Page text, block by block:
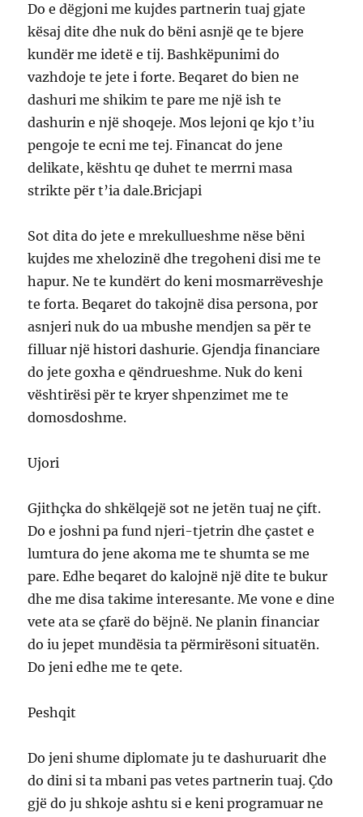
Do e dëgjoni me kujdes partnerin tuaj gjate
kësaj dite dhe nuk do bëni asnjë qe te bjere
kundër me idetë e tij. Bashkëpunimi do
vazhdoje te jete i forte. Beqaret do bien ne
dashuri me shikim te pare me një ish te
dashurin e një shoqeje. Mos lejoni qe kjo t’iu
pengoje te ecni me tej. Financat do jene
delikate, kështu qe duhet te merrni masa
strikte për t’ia dale.Bricjapi
Sot dita do jete e mrekullueshme nëse bëni
kujdes me xhelozinë dhe tregoheni disi me te
hapur. Ne te kundërt do keni mosmarrëveshje
te forta. Beqaret do takojnë disa persona, por
asnjeri nuk do ua mbushe mendjen sa për te
filluar një histori dashurie. Gjendja financiare
do jete goxha e qëndrueshme. Nuk do keni
vështirësi për te kryer shpenzimet me te
domosdoshme.
Ujori
Gjithçka do shkëlqejë sot ne jetën tuaj ne çift.
Do e joshni pa fund njeri-tjetrin dhe çastet e
lumtura do jene akoma me te shumta se me
pare. Edhe beqaret do kalojnë një dite te bukur
dhe me disa takime interesante. Me vone e dine
vete ata se çfarë do bëjnë. Ne planin financiar
do iu jepet mundësia ta përmirësoni situatën.
Do jeni edhe me te qete.
Peshqit
Do jeni shume diplomate ju te dashuruarit dhe
do dini si ta mbani pas vetes partnerin tuaj. Çdo
gjë do ju shkoje ashtu si e keni programuar ne